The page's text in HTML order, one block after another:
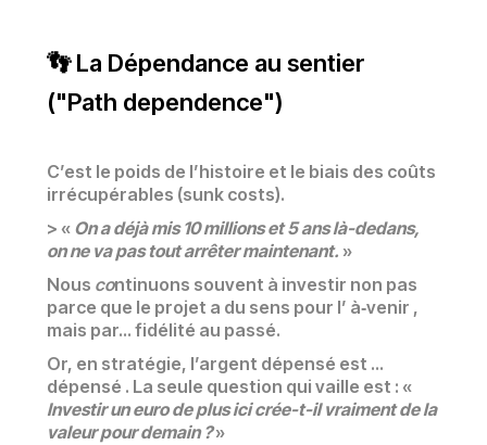
👣 La Dépendance au sentier
("Path dependence")
C’est le poids de l’histoire et le biais des coûts
irrécupérables (sunk costs).
> « On a déjà mis 10 millions et 5 ans là-dedans,
on ne va pas tout arrêter maintenant. »
Nous continuons souvent à investir non pas
parce que le projet a du sens pour l’ à‑venir ,
mais par... fidélité au passé.
Or, en stratégie, l’argent dépensé est ...
dépensé . La seule question qui vaille est : «
Investir un euro de plus ici crée-t-il vraiment de la
valeur pour demain ?»